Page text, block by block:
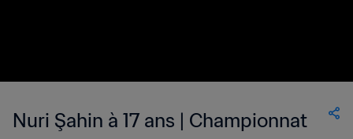
Nuri Şahin à 17 ans | Championnat